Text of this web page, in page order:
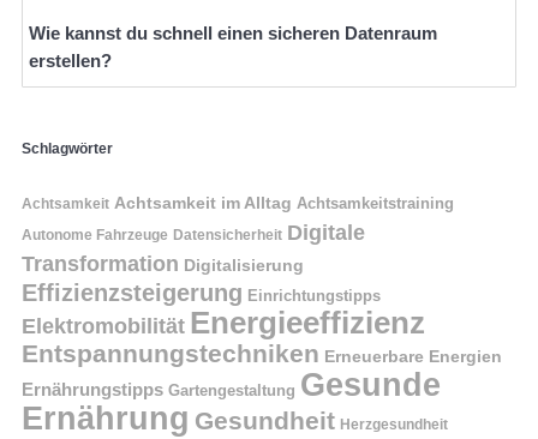
Wie kannst du schnell einen sicheren Datenraum
erstellen?
Schlagwörter
Achtsamkeit Achtsamkeit im Alltag Achtsamkeitstraining
Autonome Fahrzeuge Datensicherheit Digitale
Transformation Digitalisierung
Effizienzsteigerung Einrichtungstipps
Elektromobilität Energieeffizienz
Entspannungstechniken Erneuerbare Energien
Ernährungstipps Gartengestaltung Gesunde
Ernährung Gesundheit Herzgesundheit